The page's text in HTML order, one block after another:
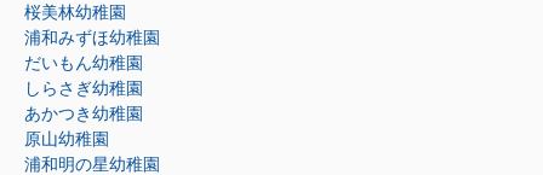
桜美林幼稚園
浦和みずほ幼稚園
だいもん幼稚園
しらさぎ幼稚園
あかつき幼稚園
原山幼稚園
浦和明の星幼稚園